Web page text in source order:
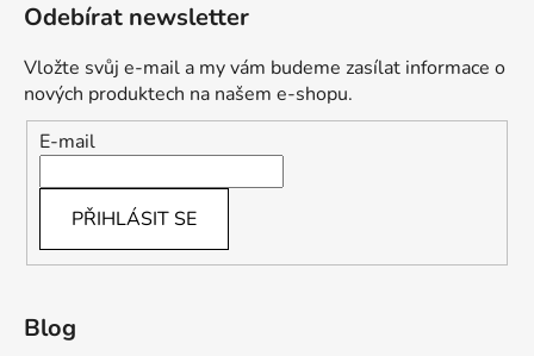
Odebírat newsletter
Vložte svůj e-mail a my vám budeme zasílat informace o
nových produktech na našem e-shopu.
E-mail
PŘIHLÁSIT SE
Blog